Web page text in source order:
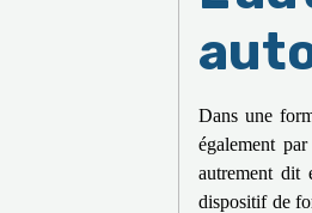
Dans une
également
autrement dit
dispositif de